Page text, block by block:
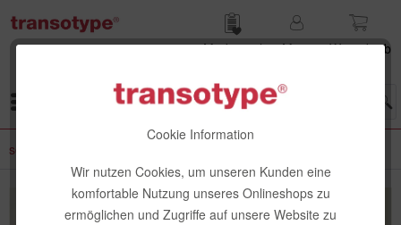
Merk­zettel
Mein
Waren­korb
Cookie Information
Wir nutzen Cookies, um unseren Kunden eine
komfortable Nutzung unseres Onlineshops zu
ermöglichen und Zugriffe auf unsere Website zu
senseBag Taschen & Wallets